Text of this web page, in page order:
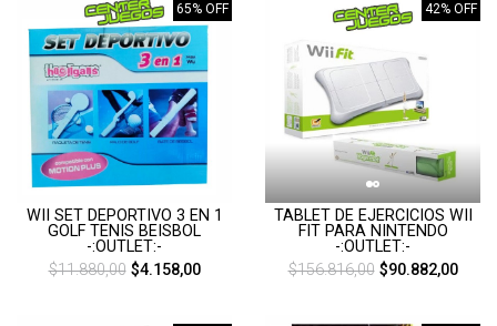
65% OFF
WII SET DEPORTIVO 3 EN 1
GOLF TENIS BEISBOL
-:OUTLET:-
$11.880,00$4.158,00
42% OFF
TABLET DE EJERCICIOS WII
FIT PARA NINTENDO
-:OUTLET:-
$156.816,00$90.882,00